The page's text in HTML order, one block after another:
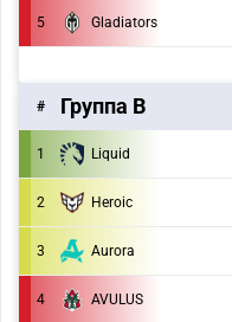
5 Gladiators
# Группа B
1 Liquid
2 Heroic
3 Aurora
4 AVULUS